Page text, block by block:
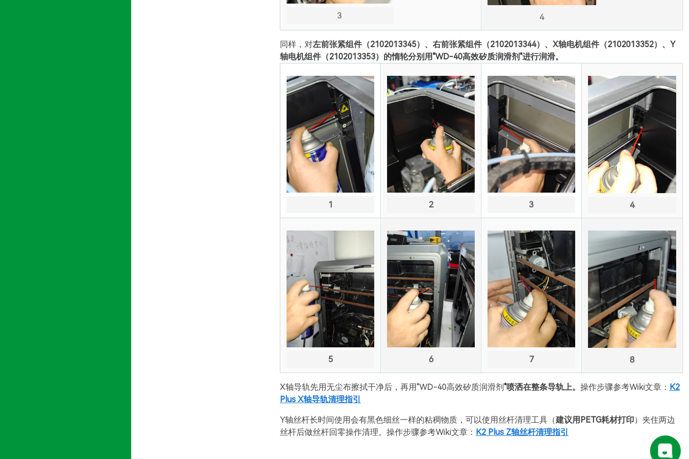
3 4
同样，对左前张紧组件（2102013345）、右前张紧组件（2102013344）、X轴电机组件（2102013352）、Y
轴电机组件（2102013353）的惰轮分别用"WD-40高效矽质润滑剂"进行润滑。
1 2 3 4
5 6 7 8
X轴导轨先用无尘布擦拭干净后，再用"WD-40高效矽质润滑剂"喷洒在整条导轨上。 操作步骤参考Wiki文章： K2
Plus X轴导轨清理指引
Y轴丝杆长时间使用会有黑色细丝一样的粘稠物质，可以使用丝杆清理工具（建议用PETG耗材打印）夹住两边
丝杆后做丝杆回零操作清理。操作步骤参考Wiki文章： K2 Plus Z轴丝杆清理指引